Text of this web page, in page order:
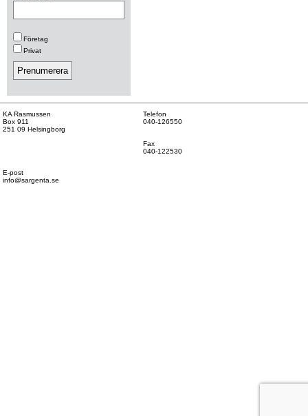
Företag
Privat
KA Rasmussen
Box 911
251 09 Helsingborg
Telefon
040-126550
Fax
040-122530
E-post
info@sargenta.se